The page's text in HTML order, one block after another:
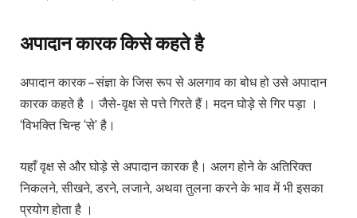
अपादान कारक किसे कहते है
अपादान कारक – संज्ञा के जिस रूप से अलगाव का बोध हो उसे अपादान
कारक कहते है । जैसे- वृक्ष से पत्ते गिरते हैं। मदन घोड़े से गिर पड़ा ।
‘विभक्ति चिन्ह ‘से’ है।
यहाँ वृक्ष से और घोड़े से अपादान कारक है। अलग होने के अतिरिक्त
निकलने, सीखने, डरने, लजाने, अथवा तुलना करने के भाव में भी इसका
प्रयोग होता है ।